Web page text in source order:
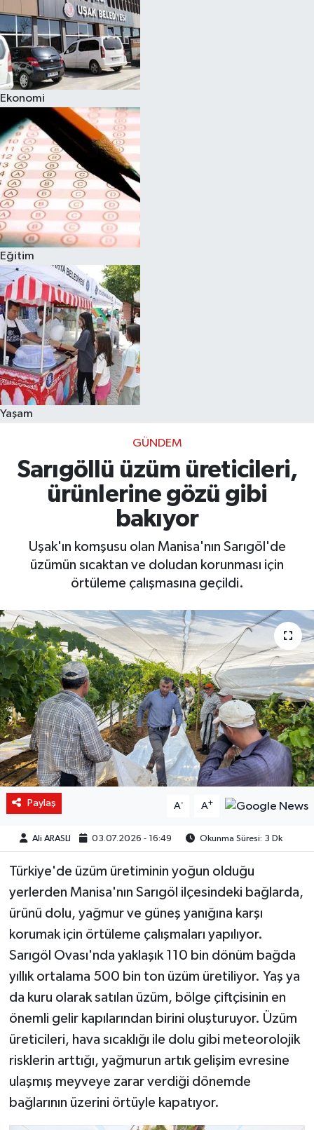
Ekonomi
Eğitim
Yaşam
GÜNDEM
Sarıgöllü üzüm üreticileri,
ürünlerine gözü gibi
bakıyor
Uşak'ın komşusu olan Manisa'nın Sarıgöl'de
üzümün sıcaktan ve doludan korunması için
örtüleme çalışmasına geçildi.
Paylaş A- A+
Ali ARASLI 03.07.2026 - 16:49 Okunma Süresi: 3 Dk
Türkiye'de üzüm üretiminin yoğun olduğu
yerlerden Manisa'nın Sarıgöl ilçesindeki bağlarda,
ürünü dolu, yağmur ve güneş yanığına karşı
korumak için örtüleme çalışmaları yapılıyor.
Sarıgöl Ovası'nda yaklaşık 110 bin dönüm bağda
yıllık ortalama 500 bin ton üzüm üretiliyor. Yaş ya
da kuru olarak satılan üzüm, bölge çiftçisinin en
önemli gelir kapılarından birini oluşturuyor. Üzüm
üreticileri, hava sıcaklığı ile dolu gibi meteorolojik
risklerin arttığı, yağmurun artık gelişim evresine
ulaşmış meyveye zarar verdiği dönemde
bağlarının üzerini örtüyle kapatıyor.